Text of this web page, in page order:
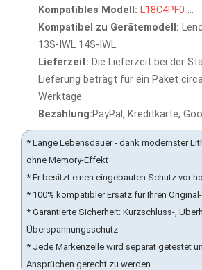
Kompatibles Modell: L18C4PF0 ...
Kompatibel zu Gerätemodell:
13S-IWL 14S-IWL...
Lieferzeit: Die Lieferzeit bei der
Lieferung beträgt für ein Paket
Werktage.
Bezahlung:PayPal, Kreditkarte,
* Lange Lebensdauer - dank modernster
ohne Memory-Effekt
* Er besitzt einen eingebauten Schutz vor
* 100% kompatibler Ersatz für Ihren
* Garantierte Sicherheit: Kurzschluss-,
Überspannungsschutz
* Jede Markenzelle wird separat getestet
Ansprüchen gerecht zu werden